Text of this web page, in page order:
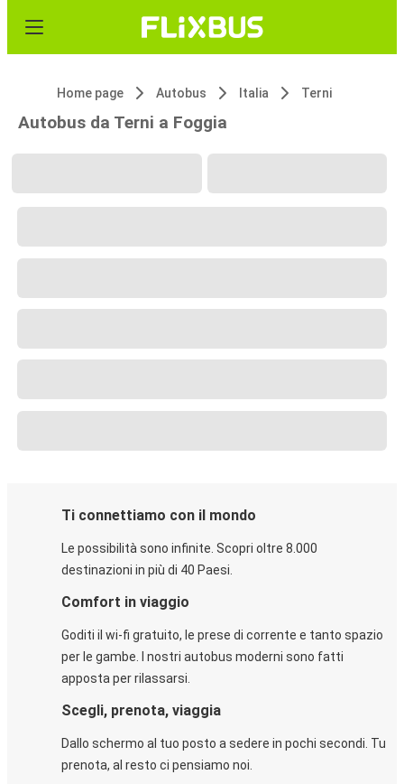
Home page Autobus Italia Terni
Autobus da Terni a Foggia
Ti connettiamo con il mondo
Le possibilità sono infinite. Scopri oltre 8.000
destinazioni in più di 40 Paesi.
Comfort in viaggio
Goditi il wi-fi gratuito, le prese di corrente e tanto spazio
per le gambe. I nostri autobus moderni sono fatti
apposta per rilassarsi.
Scegli, prenota, viaggia
Dallo schermo al tuo posto a sedere in pochi secondi. Tu
prenota, al resto ci pensiamo noi.